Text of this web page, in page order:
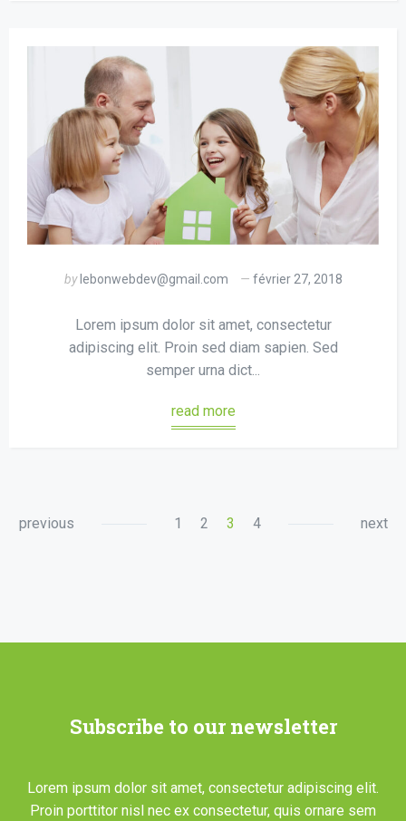
by lebonwebdev@gmail.com février 27, 2018
Lorem ipsum dolor sit amet, consectetur
adipiscing elit. Proin sed diam sapien. Sed
semper urna dict...
read more
previous 1 2 3 4 next
Subscribe to our newsletter
Lorem ipsum dolor sit amet, consectetur adipiscing elit.
Proin porttitor nisl nec ex consectetur, quis ornare sem